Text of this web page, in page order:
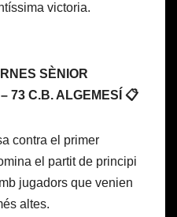
victoria.
SÈNIOR
73 C.B. ALGEMESÍ 📋
contra el primer
el partit de principi
jugadors que venien
altes.